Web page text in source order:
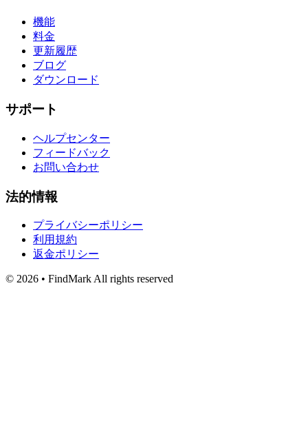
機能
料金
更新履歴
ブログ
ダウンロード
サポート
ヘルプセンター
フィードバック
お問い合わせ
法的情報
プライバシーポリシー
利用規約
返金ポリシー
© 2026 • FindMark All rights reserved